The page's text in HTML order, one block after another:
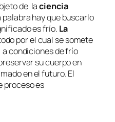
de laciencia
palabra hay que buscarlo
es frío. La
por el cual se somete
condiciones de frío
su cuerpo en
en el futuro. El
proceso es